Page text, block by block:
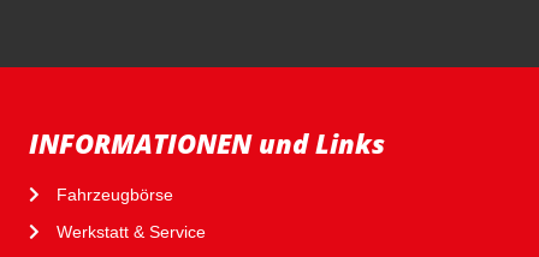
INFORMATIONEN und Links
Fahrzeugbörse
Werkstatt & Service